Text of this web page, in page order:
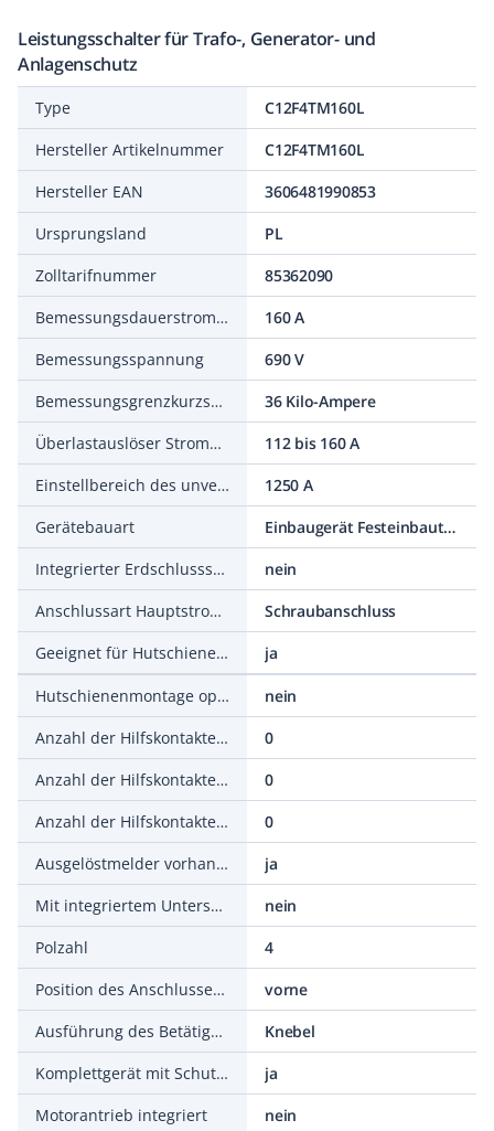
Leistungsschalter für Trafo-, Generator- und
Anlagenschutz
Type
C12F4TM160L
Hersteller Artikelnummer
C12F4TM160L
Hersteller EAN
3606481990853
Ursprungsland
PL
Zolltarifnummer
85362090
Bemessungsdauerstrom Iu
160 A
Bemessungsspannung
690 V
Bemessungsgrenzkurzschlussausschaltstrom Icu bei 400 V, 50 Hz
36 Kilo-Ampere
Überlastauslöser Stromeinstellung
112 bis 160 A
Einstellbereich des unverzögerten Kurzschlussauslösers
1250 A
Gerätebauart
Einbaugerät Festeinbautechnik
Integrierter Erdschlussschutz
nein
Anschlussart Hauptstromkreis
Schraubanschluss
Geeignet für Hutschienenmontage
ja
Hutschienenmontage optional
nein
Anzahl der Hilfskontakte als Öffner
0
Anzahl der Hilfskontakte als Schließer
0
Anzahl der Hilfskontakte als Wechsler
0
Ausgelöstmelder vorhanden
ja
Mit integriertem Unterspannungsauslöser
nein
Polzahl
4
Position des Anschlusses für Hauptstromkreis
vorne
Ausführung des Betätigungselements
Knebel
Komplettgerät mit Schutzeinheit
ja
Motorantrieb integriert
nein